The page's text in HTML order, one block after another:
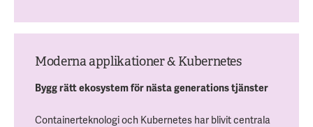
Moderna applikationer & Kubernetes
Bygg rätt ekosystem för nästa generations tjänster
Containerteknologi och Kubernetes har blivit centrala